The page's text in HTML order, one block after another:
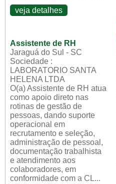
veja detalhes
Assistente de RH
Jaraguá do Sul - SC
Sociedade :
LABORATORIO SANTA
HELENA LTDA
O(a) Assistente de RH atua
como apoio direto nas
rotinas de gestão de
pessoas, dando suporte
operacional em
recrutamento e seleção,
administração de pessoal,
documentação trabalhista
e atendimento aos
colaboradores, em
conformidade com a CL...